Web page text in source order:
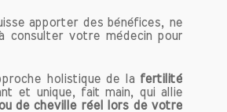
crainte.
permet de
la cornaline
apporter des bénéfices, ne
consulter votre médecin pour
holistique de la fertilité
et unique, fait main, qui allie
de cheville réel lors de votre